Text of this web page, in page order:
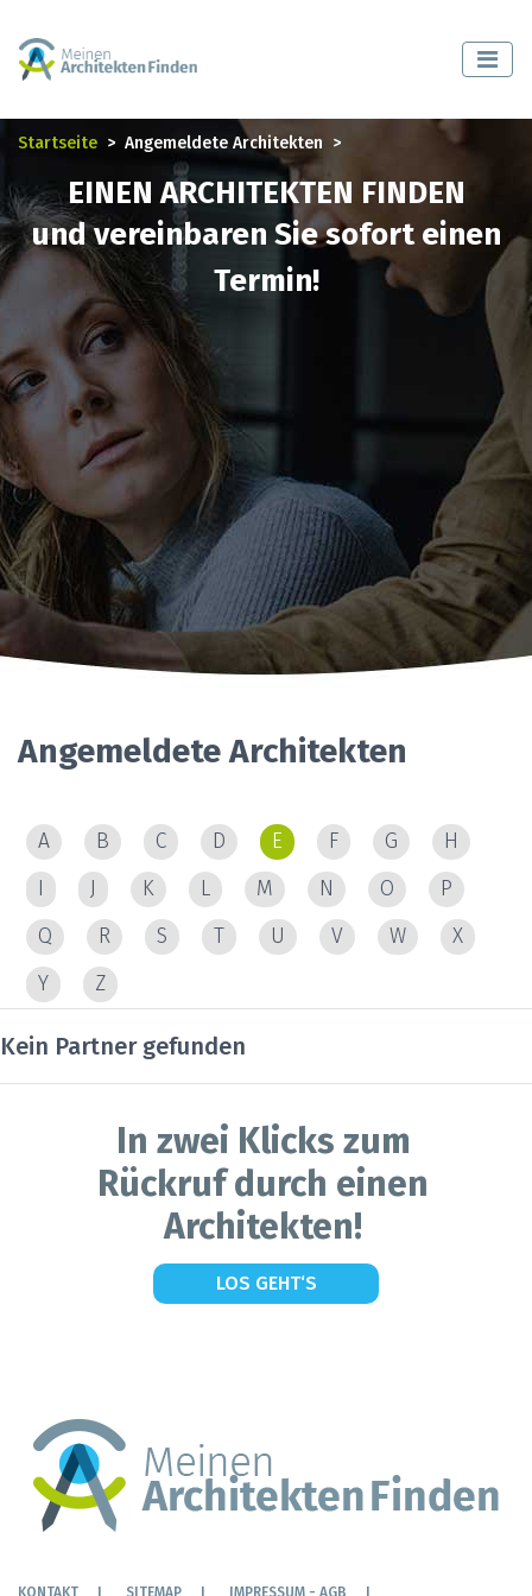
Startseite Angemeldete Architekten
EINEN ARCHITEKTEN FINDEN
und vereinbaren Sie sofort einen
Termin!
Angemeldete Architekten
A B C D E F G
H
J K L M N O
P
Q
R S T U V W
X
Y
Z
Kein Partner gefunden
In zwei Klicks zum
Rückruf durch einen
Architekten!
LOS GEHT‘S
KONTAKT SITEMAP IMPRESSUM - AGB